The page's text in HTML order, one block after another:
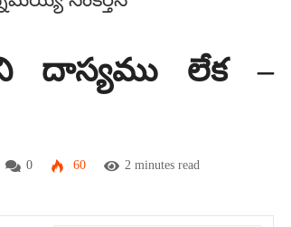
దాస్యము లేక –
0 60 2 minutes read